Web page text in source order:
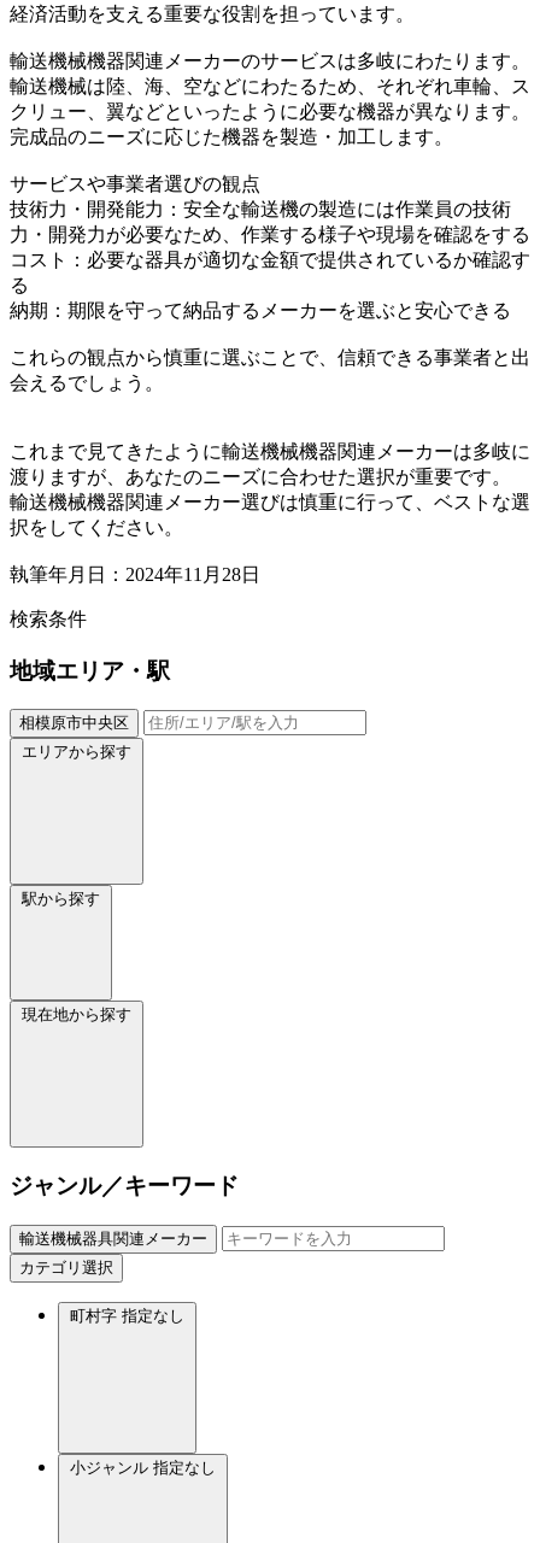
経済活動を支える重要な役割を担っています。
輸送機械機器関連メーカーのサービスは多岐にわたります。
輸送機械は陸、海、空などにわたるため、それぞれ車輪、ス
クリュー、翼などといったように必要な機器が異なります。
完成品のニーズに応じた機器を製造・加工します。
サービスや事業者選びの観点
技術力・開発能力：安全な輸送機の製造には作業員の技術
力・開発力が必要なため、作業する様子や現場を確認をする
コスト：必要な器具が適切な金額で提供されているか確認す
る
納期：期限を守って納品するメーカーを選ぶと安心できる
これらの観点から慎重に選ぶことで、信頼できる事業者と出
会えるでしょう。
これまで見てきたように輸送機械機器関連メーカーは多岐に
渡りますが、あなたのニーズに合わせた選択が重要です。
輸送機械機器関連メーカー選びは慎重に行って、ベストな選
択をしてください。
執筆年月日：2024年11月28日
検索条件
地域エリア・駅
相模原市中央区
エリアから探す
駅から探す
現在地から探す
ジャンル／キーワード
輸送機械器具関連メーカー
カテゴリ選択
町村字 指定なし
小ジャンル 指定なし